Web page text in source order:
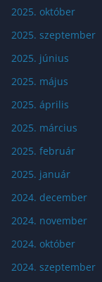
2025. október
2025. szeptember
2025. június
2025. május
2025. április
2025. március
2025. február
2025. január
2024. december
2024. november
2024. október
2024. szeptember